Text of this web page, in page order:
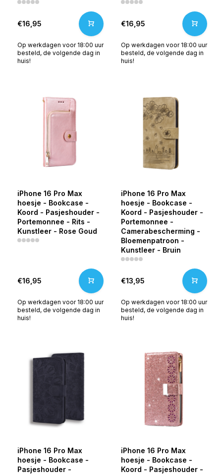
€16,95
Op werkdagen voor 18:00 uur
besteld, de volgende dag in
huis!
€16,95
Op werkdagen voor 18:00 uur
besteld, de volgende dag in
huis!
iPhone 16 Pro Max
hoesje - Bookcase -
Koord - Pasjeshouder -
Portemonnee - Rits -
Kunstleer - Rose Goud
€16,95
Op werkdagen voor 18:00 uur
besteld, de volgende dag in
huis!
iPhone 16 Pro Max
hoesje - Bookcase -
Koord - Pasjeshouder -
Portemonnee -
Camerabescherming -
Bloemenpatroon -
Kunstleer - Bruin
€13,95
Op werkdagen voor 18:00 uur
besteld, de volgende dag in
huis!
iPhone 16 Pro Max
hoesje - Bookcase -
Pasjeshouder -
iPhone 16 Pro Max
hoesje - Bookcase -
Koord - Pasjeshouder -